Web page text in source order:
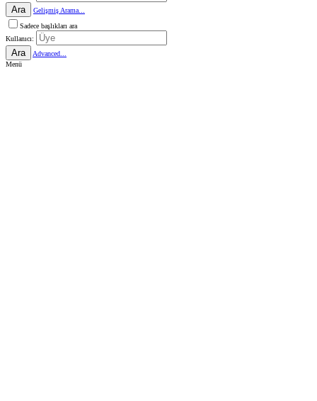
Ara
Gelişmiş Arama...
Sadece başlıkları ara
Kullanıcı:
Ara
Advanced...
Menü